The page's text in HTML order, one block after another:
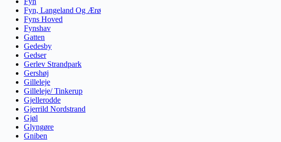
Fyn, Langeland Og Ærø
Fyns Hoved
Fynshav
Gatten
Gedesby
Gedser
Gerlev Strandpark
Gershøj
Gilleleje
Gilleleje/ Tinkerup
Gjellerodde
Gjerrild Nordstrand
Gjøl
Glyngøre
Gniben